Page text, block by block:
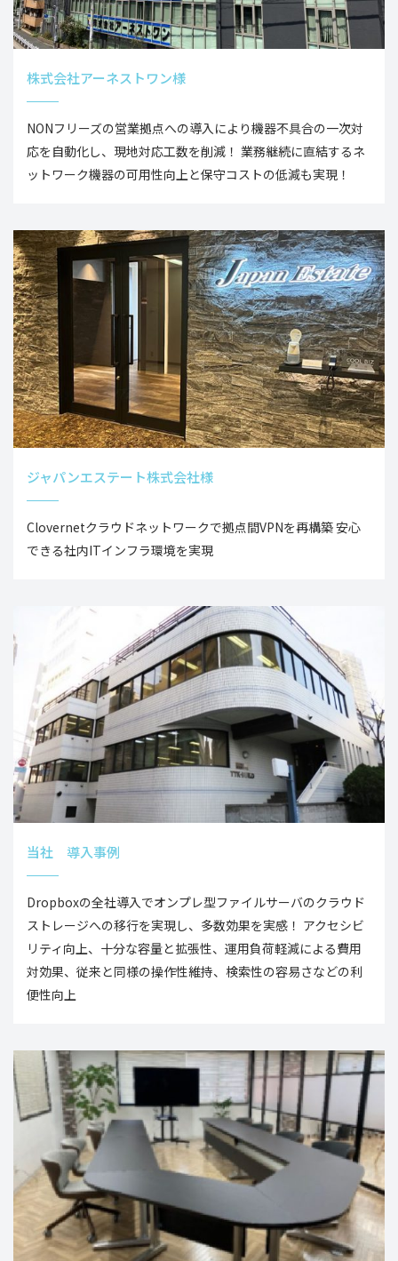
株式会社アーネストワン様
NONフリーズの営業拠点への導入により機器不具合の一次対
応を自動化し、現地対応工数を削減！ 業務継続に直結するネ
ットワーク機器の可用性向上と保守コストの低減も実現！
ジャパンエステート株式会社様
Clovernetクラウドネットワークで拠点間VPNを再構築 安心
できる社内ITインフラ環境を実現
当社 導入事例
Dropboxの全社導入でオンプレ型ファイルサーバのクラウド
ストレージへの移行を実現し、多数効果を実感！ アクセシビ
リティ向上、十分な容量と拡張性、運用負荷軽減による費用
対効果、従来と同様の操作性維持、検索性の容易さなどの利
便性向上